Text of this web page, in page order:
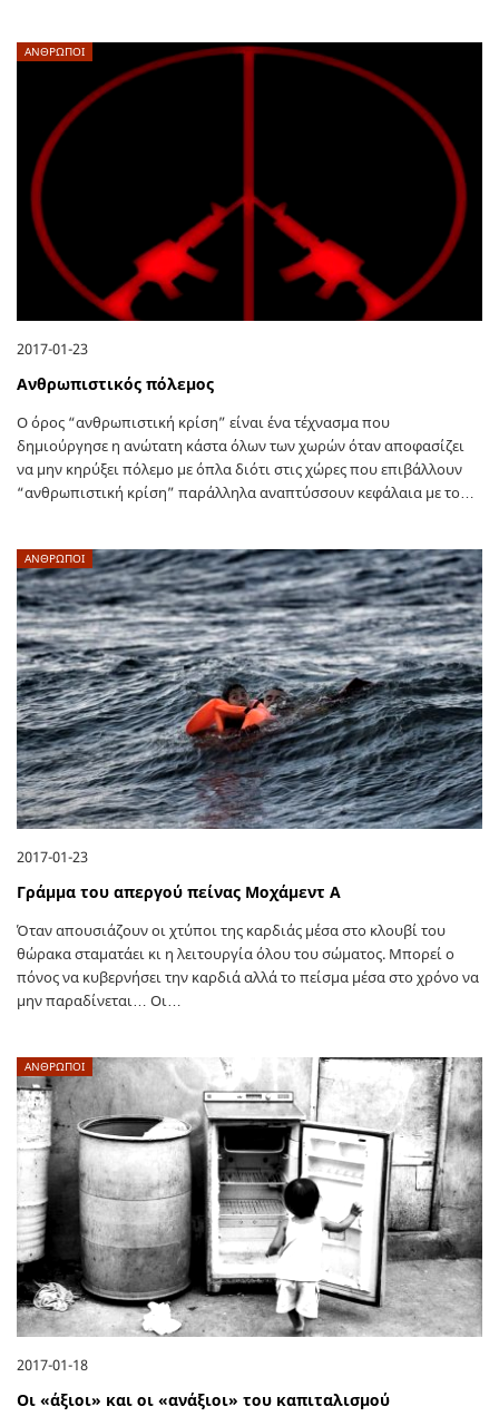
ΑΝΘΡΩΠΟΙ
2017-01-23
Ανθρωπιστικός πόλεμος
Ο όρος “ανθρωπιστική κρίση” είναι ένα τέχνασμα που
δημιούργησε η ανώτατη κάστα όλων των χωρών όταν αποφασίζει
να μην κηρύξει πόλεμο με όπλα διότι στις χώρες που επιβάλλουν
“ανθρωπιστική κρίση” παράλληλα αναπτύσσουν κεφάλαια με το…
ΑΝΘΡΩΠΟΙ
2017-01-23
Γράμμα του απεργού πείνας Μοχάμεντ Α
Όταν απουσιάζουν οι χτύποι της καρδιάς μέσα στο κλουβί του
θώρακα σταματάει κι η λειτουργία όλου του σώματος. Μπορεί ο
πόνος να κυβερνήσει την καρδιά αλλά το πείσμα μέσα στο χρόνο να
μην παραδίνεται… Οι…
ΑΝΘΡΩΠΟΙ
2017-01-18
Οι «άξιοι» και οι «ανάξιοι» του καπιταλισμού